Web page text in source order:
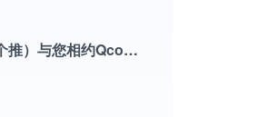
9月3日，每日互动（个推）与您相约Qcon全球软件开发大会